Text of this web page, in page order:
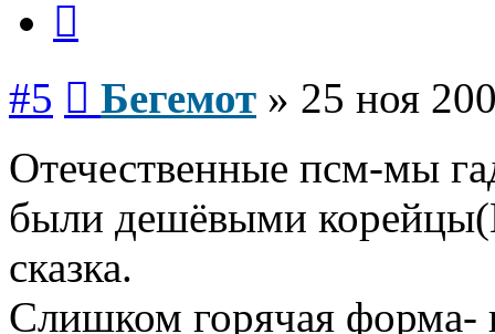
#5 Бегемот » 25 ноя
Отечественные псм-мы
были дешёвыми
сказка.
Слишком горячая